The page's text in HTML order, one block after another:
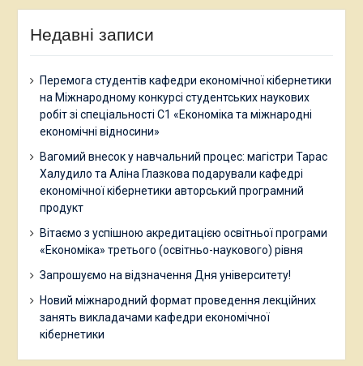
Недавні записи
Перемога студентів кафедри економічної кібернетики
на Міжнародному конкурсі студентських наукових
робіт зі спеціальності С1 «Економіка та міжнародні
економічні відносини»
Вагомий внесок у навчальний процес: магістри Тарас
Халудило та Аліна Глазкова подарували кафедрі
економічної кібернетики авторський програмний
продукт
Вітаємо з успішною акредитацією освітньої програми
«Економіка» третього (освітньо-наукового) рівня
Запрошуємо на відзначення Дня університету!
Новий міжнародний формат проведення лекційних
занять викладачами кафедри економічної
кібернетики